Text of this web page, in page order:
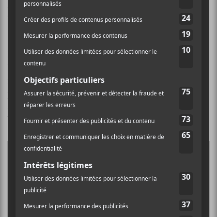
guitare, puis de clavier, tous deux décadents à souhait.
En attendant le retour des spectacles endiablés à
l’Esco,Ice Head
mosh pit qui existe dans votre vie. C’est le temps d’en
partir un dans votre salon avec vos colocs ou l’être
aimé. Et pour ça, nous disons : merci
UUBBUURRUU!